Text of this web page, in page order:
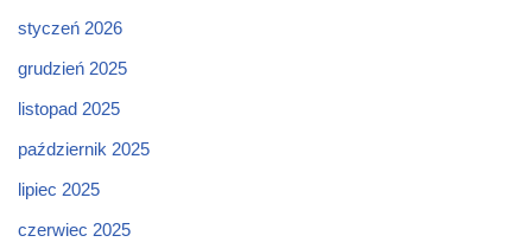
styczeń 2026
grudzień 2025
listopad 2025
październik 2025
lipiec 2025
czerwiec 2025